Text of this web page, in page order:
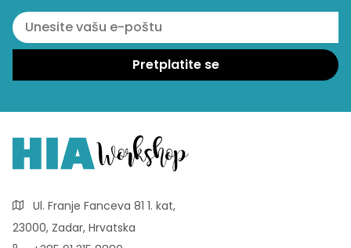
Ul. Franje Fanceva 81 1. kat,
23000, Zadar, Hrvatska